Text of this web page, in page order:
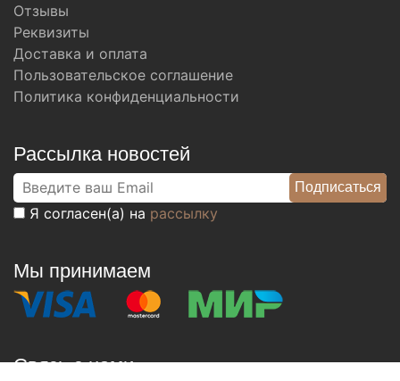
Отзывы
Реквизиты
Доставка и оплата
Пользовательское соглашение
Политика конфиденциальности
Рассылка новостей
Я согласен(а) на рассылку
Мы принимаем
Связь с нами